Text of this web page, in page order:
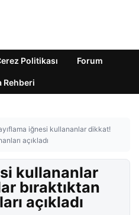
Politikası Forum
Rehberi
iğnesi kullananlar dikkat!
açıkladı
kullananlar
bıraktıktan
açıkladı